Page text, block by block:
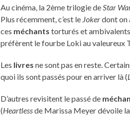
Au cinéma, la 2ème trilogie de Star
Plus récemment, c’est le Jokerdont on
ces méchants torturés et
préfèrent le fourbe Loki au valeureux
Les livres ne sont pas en reste.
quoi ils sont passés pour en arriver là (
D’autres revisitent le passé de
(Heartlessde Marissa Meyer dévoile